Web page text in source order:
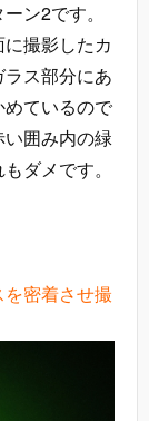
ン2です。
撮影したカ
ス部分にあ
ているので
囲み内の緑
ダメです。
密着させ撮